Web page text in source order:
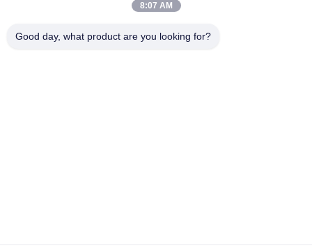
8:07 AM
Good day, what product are you looking for?